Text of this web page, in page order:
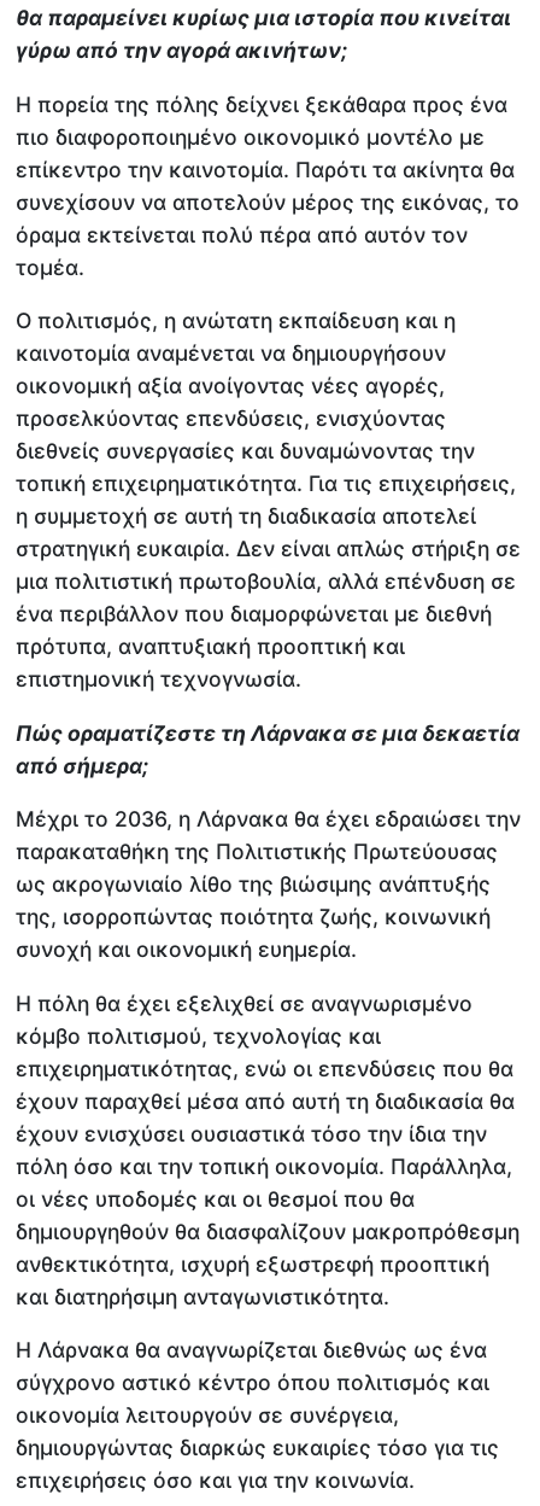
θα παραμείνει κυρίως μια ιστορία που κινείται
γύρω από την αγορά ακινήτων;
Η πορεία της πόλης δείχνει ξεκάθαρα προς ένα
πιο διαφοροποιημένο οικονομικό μοντέλο με
επίκεντρο την καινοτομία. Παρότι τα ακίνητα θα
συνεχίσουν να αποτελούν μέρος της εικόνας, το
όραμα εκτείνεται πολύ πέρα από αυτόν τον
τομέα.
Ο πολιτισμός, η ανώτατη εκπαίδευση και η
καινοτομία αναμένεται να δημιουργήσουν
οικονομική αξία ανοίγοντας νέες αγορές,
προσελκύοντας επενδύσεις, ενισχύοντας
διεθνείς συνεργασίες και δυναμώνοντας την
τοπική επιχειρηματικότητα. Για τις επιχειρήσεις,
η συμμετοχή σε αυτή τη διαδικασία αποτελεί
στρατηγική ευκαιρία. Δεν είναι απλώς στήριξη σε
μια πολιτιστική πρωτοβουλία, αλλά επένδυση σε
ένα περιβάλλον που διαμορφώνεται με διεθνή
πρότυπα, αναπτυξιακή προοπτική και
επιστημονική τεχνογνωσία.
Πώς οραματίζεστε τη Λάρνακα σε μια δεκαετία
από σήμερα;
Μέχρι το 2036, η Λάρνακα θα έχει εδραιώσει την
παρακαταθήκη της Πολιτιστικής Πρωτεύουσας
ως ακρογωνιαίο λίθο της βιώσιμης ανάπτυξής
της, ισορροπώντας ποιότητα ζωής, κοινωνική
συνοχή και οικονομική ευημερία.
Η πόλη θα έχει εξελιχθεί σε αναγνωρισμένο
κόμβο πολιτισμού, τεχνολογίας και
επιχειρηματικότητας, ενώ οι επενδύσεις που θα
έχουν παραχθεί μέσα από αυτή τη διαδικασία θα
έχουν ενισχύσει ουσιαστικά τόσο την ίδια την
πόλη όσο και την τοπική οικονομία. Παράλληλα,
οι νέες υποδομές και οι θεσμοί που θα
δημιουργηθούν θα διασφαλίζουν μακροπρόθεσμη
ανθεκτικότητα, ισχυρή εξωστρεφή προοπτική
και διατηρήσιμη ανταγωνιστικότητα.
Η Λάρνακα θα αναγνωρίζεται διεθνώς ως ένα
σύγχρονο αστικό κέντρο όπου πολιτισμός και
οικονομία λειτουργούν σε συνέργεια,
δημιουργώντας διαρκώς ευκαιρίες τόσο για τις
επιχειρήσεις όσο και για την κοινωνία.